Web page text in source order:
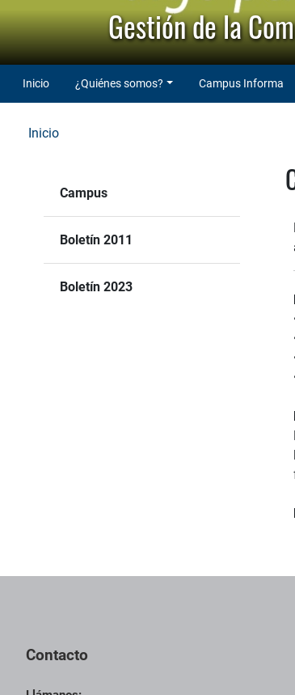
Gestión de la
Inicio ¿Quiénes somos? Campus Informa
Inicio
Campus
Boletín 2011
Boletín 2023
Contacto